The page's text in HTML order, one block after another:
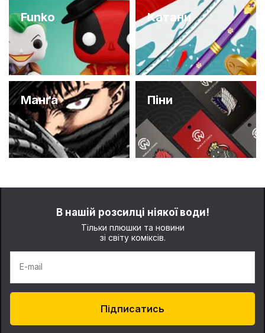
Funko Катани
Манґа Піни
В нашій розсилці ніякої води!
Тільки плюшки та новини
зі світу коміксів.
E-mail
Підписатись